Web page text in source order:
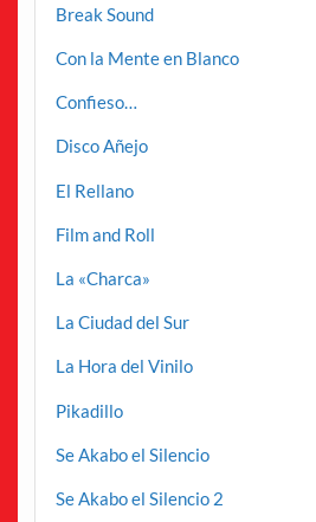
Break Sound
Con la Mente en Blanco
Confieso…
Disco Añejo
El Rellano
Film and Roll
La «Charca»
La Ciudad del Sur
La Hora del Vinilo
Pikadillo
Se Akabo el Silencio
Se Akabo el Silencio 2